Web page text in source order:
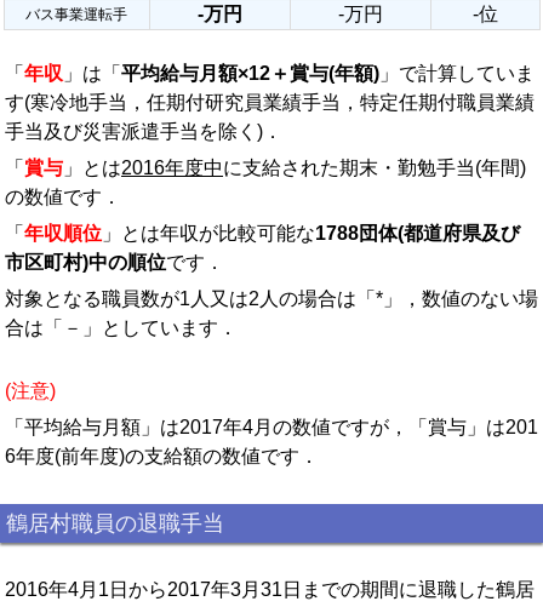
バス事業運転手 -万円 -万円 -位
「 年収 」は「 平均給与月額×12＋賞与(年額) 」で計算していま
す(寒冷地手当，任期付研究員業績手当，特定任期付職員業績
手当及び災害派遣手当を除く)．
「 賞与 」とは2016年度中に支給された期末・勤勉手当(年間)
の数値です．
「 年収順位 」とは年収が比較可能な1788団体(都道府県及び
市区町村)中の順位です．
対象となる職員数が1人又は2人の場合は「*」，数値のない場
合は「－」としています．
(注意)
「平均給与月額」は2017年4月の数値ですが，「賞与」は201
6年度(前年度)の支給額の数値です．
鶴居村職員の退職手当
2016年4月1日から2017年3月31日までの期間に退職した鶴居